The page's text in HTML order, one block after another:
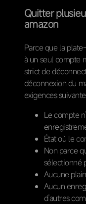
Quitter
amazon
Parce que la
à un seul compte
strict de
déconnexion du
exigences
Le compte
État où le
Non parce
sélectionné
Aucune
Aucun
d’autres